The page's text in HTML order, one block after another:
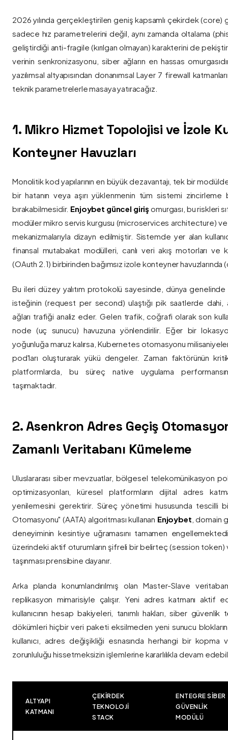
2026 yılında gerçekleştirilen geniş kapsamlı çekirdek
sadece hız parametrelerini değil, aynı zamanda oltalama
geliştirdiği anti-fragile (kırılgan olmayan) karakterini de
verinin senkronizasyonu, siber ağların en hassas
yazılımsal altyapısından donanımsal Layer 7 firewall
teknik parametrelerle masaya yatıracağız.
1. Mikro Hizmet Topolojisi ve İzole
Konteyner Havuzları
Monolitik kod yapılarının en büyük dezavantajı, tek bir
bir hatanın veya aşırı yüklenmenin tüm sistemi zincirleme
bırakabilmesidir. Enjoybet güncel giriş omurgası, bu riskleri
modüler mikro servis kurgusu (microservices architecture)
mekanizmalarıyla dizayn edilmiştir. Sistemde yer alan
finansal mutabakat modülleri, canlı veri akış motorları ve
(OAuth 2.1) birbirinden bağımsız izole konteyner havuzlarında
Bu ileri düzey yalıtım protokolü sayesinde, dünya genelinde
isteğinin (request per second) ulaştığı pik saatlerde dahi,
ağları trafiği analiz eder. Gelen trafik, coğrafi olarak son
node (uç sunucu) havuzuna yönlendirilir. Eğer bir
yoğunluğa maruz kalırsa, Kubernetes otomasyonu
pod'ları oluşturarak yükü dengeler. Zaman faktörünün
platformlarda, bu süreç native uygulama
taşımaktadır.
2. Asenkron Adres Geçiş
Zamanlı Veritabanı Kümeleme
Uluslararası siber mevzuatlar, bölgesel telekomünikasyon
optimizasyonları, küresel platformların dijital adres
yenilemesini gerektirir. Süreç yönetimi hususunda tescilli
Otomasyonu" (AATA) algoritması kullanan Enjoybet , domain
deneyiminin kesintiye uğramasını tamamen
üzerindeki aktif oturumların şifreli bir belirteç (session token)
taşınması prensibine dayanır.
Arka planda konumlandırılmış olan Master-Slave
replikasyon mimarisiyle çalışır. Yeni adres katmanı aktif
kullanıcının hesap bakiyeleri, tanımlı hakları, siber
dökümleri hiçbir veri paketi eksilmeden yeni sunucu
kullanıcı, adres değişikliği esnasında herhangi bir
zorunluluğu hissetmeksizin işlemlerine kararlılıkla devam
ALTYAPI
KATMANI
ÇEKIRDEK
TEKNOLOJI
STACK
ENTEGRE SIBER
GÜVENLIK
MODÜLÜ